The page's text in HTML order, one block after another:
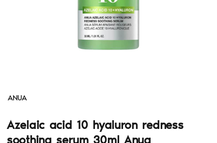
ANUA
Azelaic acid 10 hyaluron redness
soothing serum 30ml Anua